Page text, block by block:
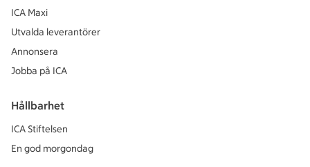
ICA Maxi
Utvalda leverantörer
Annonsera
Jobba på ICA
Hållbarhet
ICA Stiftelsen
En god morgondag